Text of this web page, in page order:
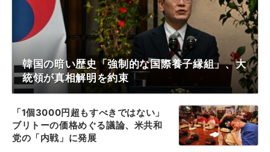
韓国の暗い歴史「強制的な国際養子縁組」、大
統領が真相解明を約束
「1個3000円超もすべきではない」
ブリトーの価格めぐる議論、米共和
党の「内戦」に発展